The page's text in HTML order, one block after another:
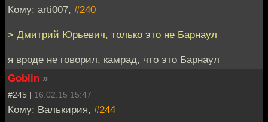
Кому: arti007, #240
> Дмитрий Юрьевич, только это не Барнаул
я вроде не говорил, камрад, что это Барнаул
Goblin »
#245 | 16.02.15 15:47
Кому: Валькирия, #244